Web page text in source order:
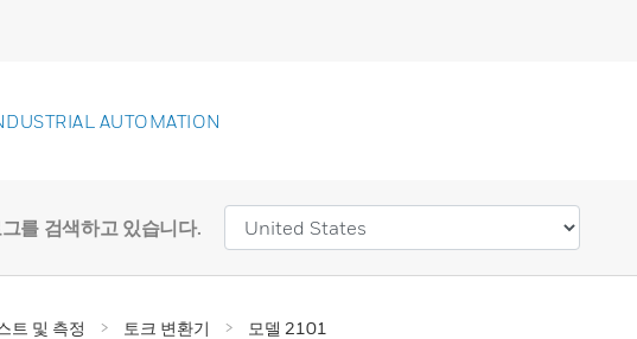
AUTOMATION
를 검색하고 있습니다.
트 및 측정 토크 변환기 모델 2101